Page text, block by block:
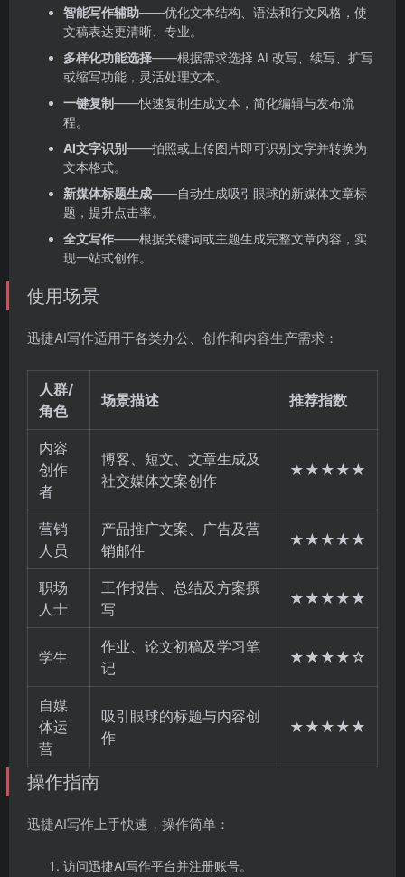
智能写作辅助——优化文本结构、语法和行文风格，使
文稿表达更清晰、专业。
多样化功能选择——根据需求选择 AI 改写、续写、扩写
或缩写功能，灵活处理文本。
一键复制——快速复制生成文本，简化编辑与发布流
程。
AI文字识别——拍照或上传图片即可识别文字并转换为
文本格式。
新媒体标题生成——自动生成吸引眼球的新媒体文章标
题，提升点击率。
全文写作——根据关键词或主题生成完整文章内容，实
现一站式创作。
使用场景
迅捷AI写作适用于各类办公、创作和内容生产需求：
人群/
角色
场景描述 推荐指数
内容
创作
者
博客、短文、文章生成及
社交媒体文案创作
★★★★★
营销
人员
产品推广文案、广告及营
销邮件
★★★★★
职场
人士
工作报告、总结及方案撰
写
★★★★★
学生
作业、论文初稿及学习笔
记
★★★★☆
自媒
体运
营
吸引眼球的标题与内容创
作
★★★★★
操作指南
迅捷AI写作上手快速，操作简单：
访问迅捷AI写作平台并注册账号。